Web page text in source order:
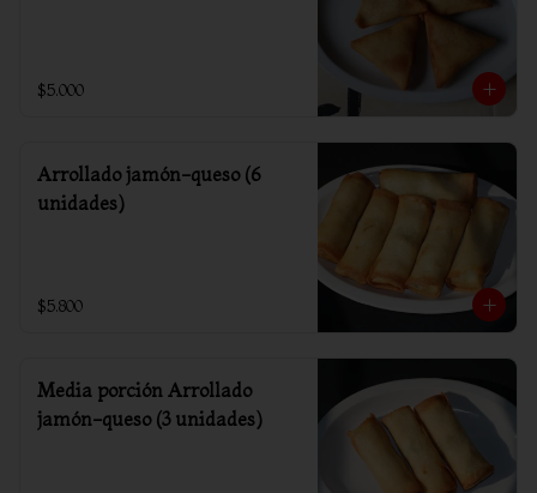
$5.000
Arrollado jamón-queso (6
unidades)
$5.800
Media porción Arrollado
jamón-queso (3 unidades)